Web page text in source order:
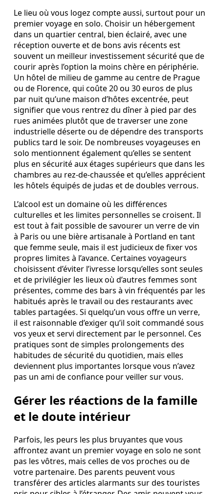
Le lieu où vous logez compte aussi, surtout pour un
premier voyage en solo. Choisir un hébergement
dans un quartier central, bien éclairé, avec une
réception ouverte et de bons avis récents est
souvent un meilleur investissement sécurité que de
courir après l’option la moins chère en périphérie.
Un hôtel de milieu de gamme au centre de Prague
ou de Florence, qui coûte 20 ou 30 euros de plus
par nuit qu’une maison d’hôtes excentrée, peut
signifier que vous rentrez du dîner à pied par des
rues animées plutôt que de traverser une zone
industrielle déserte ou de dépendre des transports
publics tard le soir. De nombreuses voyageuses en
solo mentionnent également qu’elles se sentent
plus en sécurité aux étages supérieurs que dans les
chambres au rez-de-chaussée et qu’elles apprécient
les hôtels équipés de judas et de doubles verrous.
L’alcool est un domaine où les différences
culturelles et les limites personnelles se croisent. Il
est tout à fait possible de savourer un verre de vin
à Paris ou une bière artisanale à Portland en tant
que femme seule, mais il est judicieux de fixer vos
propres limites à l’avance. Certaines voyageurs
choisissent d’éviter l’ivresse lorsqu’elles sont seules
et de privilégier les lieux où d’autres femmes sont
présentes, comme des bars à vin fréquentés par les
habitués après le travail ou des restaurants avec
tables partagées. Si quelqu’un vous offre un verre,
il est raisonnable d’exiger qu’il soit commandé sous
vos yeux et servi directement par le personnel. Ces
pratiques sont de simples prolongements des
habitudes de sécurité du quotidien, mais elles
deviennent plus importantes lorsque vous n’avez
pas un ami de confiance pour veiller sur vous.
Gérer les réactions de la famille
et le doute intérieur
Parfois, les peurs les plus bruyantes que vous
affrontez avant un premier voyage en solo ne sont
pas les vôtres, mais celles de vos proches ou de
votre partenaire. Des parents peuvent vous
transférer des articles alarmants sur des touristes